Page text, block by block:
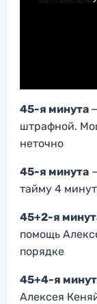
45-я минута
штрафной.
неточно
45-я минута
тайму 4
45+2-я
помощь
порядке
45+4-я
Алексея